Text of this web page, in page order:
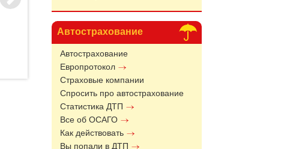
Автострахование
Автострахование
Европротокол
Страховые компании
Спросить про автострахование
Статистика ДТП
Все об ОСАГО
Как действовать
Вы попали в ДТП